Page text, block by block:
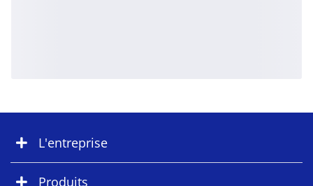
L'entreprise
Produits